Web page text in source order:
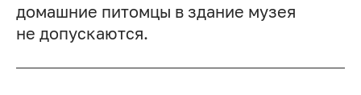
домашние питомцы в здание музея
не допускаются.